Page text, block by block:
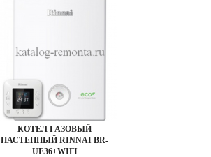
КОТЕЛ ГАЗОВЫЙ
НАСТЕННЫЙ RINNAI BR-
UЕ36+WIFI